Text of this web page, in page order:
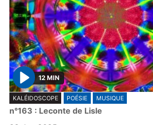
P
l
a
12 MIN
KALÉIDOSCOPE POÉSIE MUSIQUE
n°163 : Leconte de Lisle